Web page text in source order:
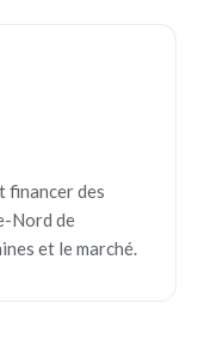
financer des
Nord de
et le marché.